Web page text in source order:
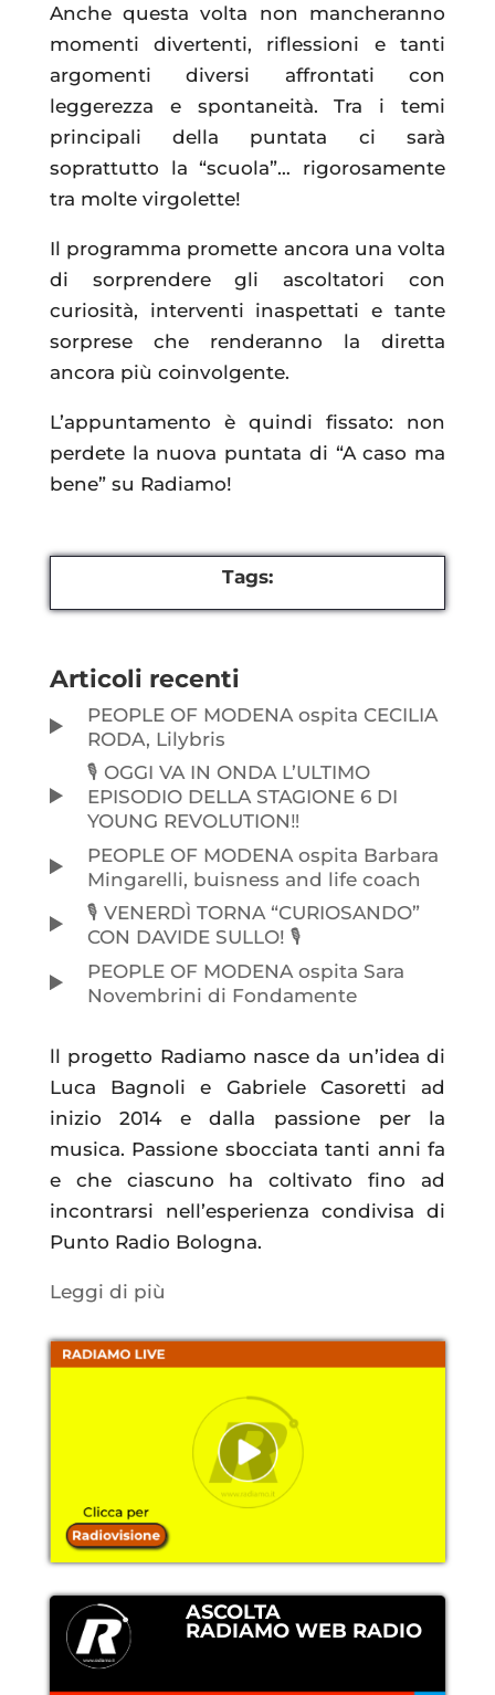
Anche questa volta non mancheranno
momenti divertenti, riflessioni e tanti
argomenti diversi affrontati con
leggerezza e spontaneità. Tra i temi
principali della puntata ci sarà
soprattutto la “scuola”… rigorosamente
tra molte virgolette!
Il programma promette ancora una volta
di sorprendere gli ascoltatori con
curiosità, interventi inaspettati e tante
sorprese che renderanno la diretta
ancora più coinvolgente.
L’appuntamento è quindi fissato: non
perdete la nuova puntata di “A caso ma
bene” su Radiamo!
Tags:
Articoli recenti
PEOPLE OF MODENA ospita CECILIA
RODA, Lilybris
🎙️ OGGI VA IN ONDA L’ULTIMO
EPISODIO DELLA STAGIONE 6 DI
YOUNG REVOLUTION‼️
PEOPLE OF MODENA ospita Barbara
Mingarelli, buisness and life coach
🎙️ VENERDÌ TORNA “CURIOSANDO”
CON DAVIDE SULLO! 🎙️
PEOPLE OF MODENA ospita Sara
Novembrini di Fondamente
ll progetto Radiamo nasce da un’idea di
Luca Bagnoli e Gabriele Casoretti ad
inizio 2014 e dalla passione per la
musica. Passione sbocciata tanti anni fa
e che ciascuno ha coltivato fino ad
incontrarsi nell’esperienza condivisa di
Punto Radio Bologna.
Leggi di più
ASCOLTA
RADIAMO WEB RADIO